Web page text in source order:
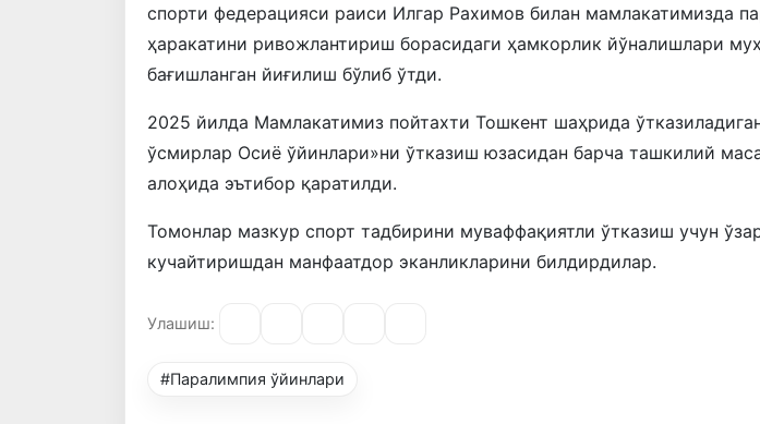
спорти федерацияси раиси Илгар Рахимов билан мамлакатимизда
ҳаракатини ривожлантириш борасидаги ҳамкорлик йўналишлари
бағишланган йиғилиш бўлиб ўтди.
2025 йилда Мамлакатимиз пойтахти Тошкент шаҳрида
ўсмирлар Осиё ўйинлари»ни ўтказиш юзасидан барча ташкилий
алоҳида эътибор қаратилди.
Томонлар мазкур спорт тадбирини муваффақиятли ўтказиш учун
кучайтиришдан манфаатдор эканликларини билдирдилар.
Улашиш:
#Паралимпия ўйинлари